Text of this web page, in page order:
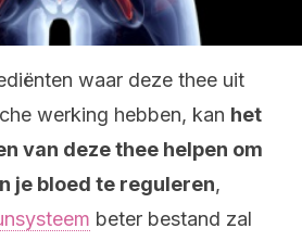
waar deze thee uit
werking hebben, kan het
van deze thee helpen om
je bloed te reguleren,
beter bestand zal